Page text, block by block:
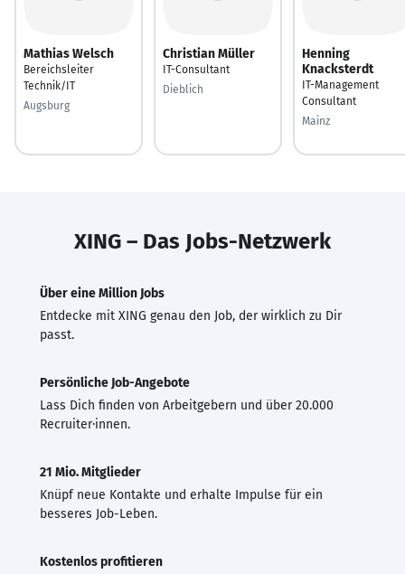
Mathias Welsch
Bereichsleiter
Technik/IT
Augsburg
Christian Müller
IT-Consultant
Dieblich
Henning
Knacksterdt
IT-Management
Consultant
Mainz
XING – Das Jobs-Netzwerk
Über eine Million Jobs
Entdecke mit XING genau den Job, der wirklich zu Dir
passt.
Persönliche Job-Angebote
Lass Dich finden von Arbeitgebern und über 20.000
Recruiter·innen.
21 Mio. Mitglieder
Knüpf neue Kontakte und erhalte Impulse für ein
besseres Job-Leben.
Kostenlos profitieren